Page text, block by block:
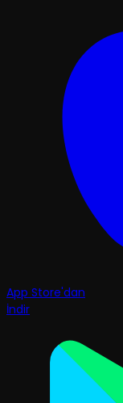
App Store'dan
İndir